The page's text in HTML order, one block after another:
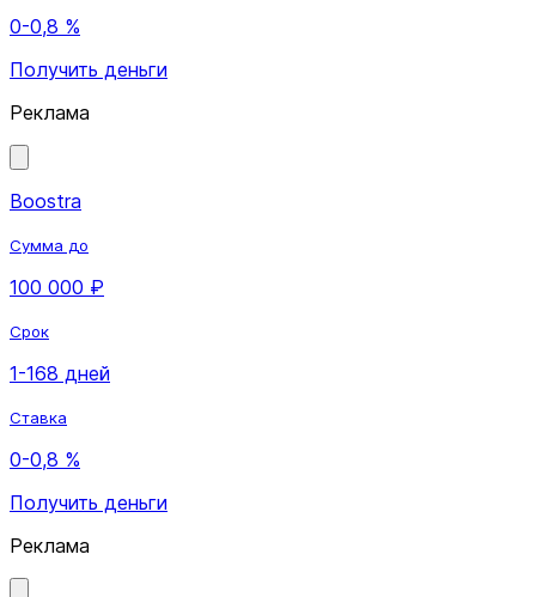
0-0,8 %
Получить деньги
Реклама
Boostra
Сумма до
100 000 ₽
Срок
1-168 дней
Ставка
0-0,8 %
Получить деньги
Реклама